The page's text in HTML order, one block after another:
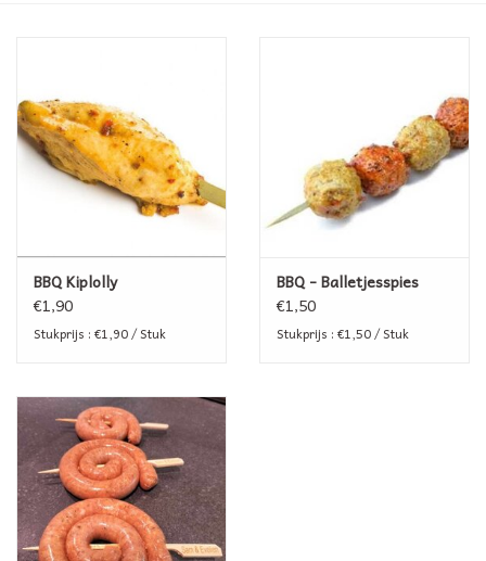
BBQ Kiplolly
€1,90
Stukprijs : €1,90 / Stuk
BBQ - Balletjesspies
€1,50
Stukprijs : €1,50 / Stuk